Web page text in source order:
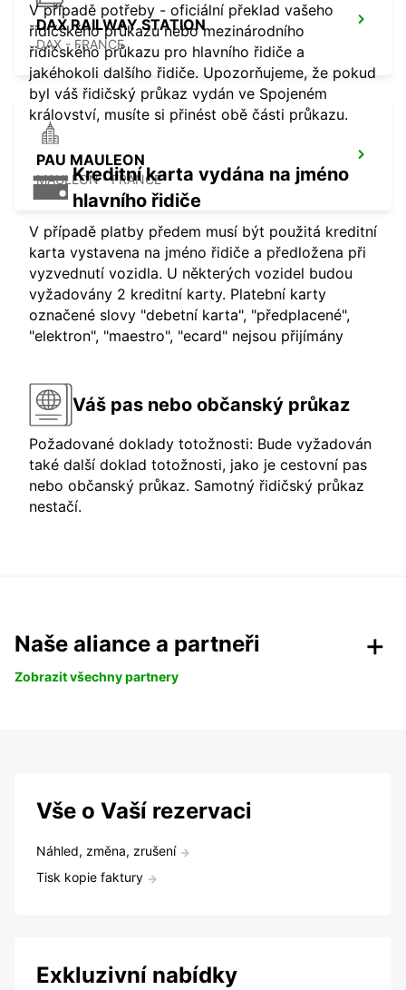
DAX RAILWAY STATION
DAX - FRANCE
PAU MAULEON
MAULEON - FRANCE
V případě potřeby - oficiální překlad vašeho
řidičského průkazu nebo mezinárodního
řidičského průkazu pro hlavního řidiče a
jakéhokoli dalšího řidiče. Upozorňujeme, že pokud
byl váš řidičský průkaz vydán ve Spojeném
království, musíte si přinést obě části průkazu.
Kreditní karta vydána na jméno
hlavního řidiče
V případě platby předem musí být použitá kreditní
karta vystavena na jméno řidiče a předložena při
vyzvednutí vozidla. U některých vozidel budou
vyžadovány 2 kreditní karty. Platební karty
označené slovy "debetní karta", "předplacené",
"elektron", "maestro", "ecard" nejsou přijímány
Váš pas nebo občanský průkaz
Požadované doklady totožnosti: Bude vyžadován
také další doklad totožnosti, jako je cestovní pas
nebo občanský průkaz. Samotný řidičský průkaz
nestačí.
Naše aliance a partneři
Zobrazit všechny partnery
Vše o Vaší rezervaci
Náhled, změna, zrušení
Tisk kopie faktury
Exkluzivní nabídky